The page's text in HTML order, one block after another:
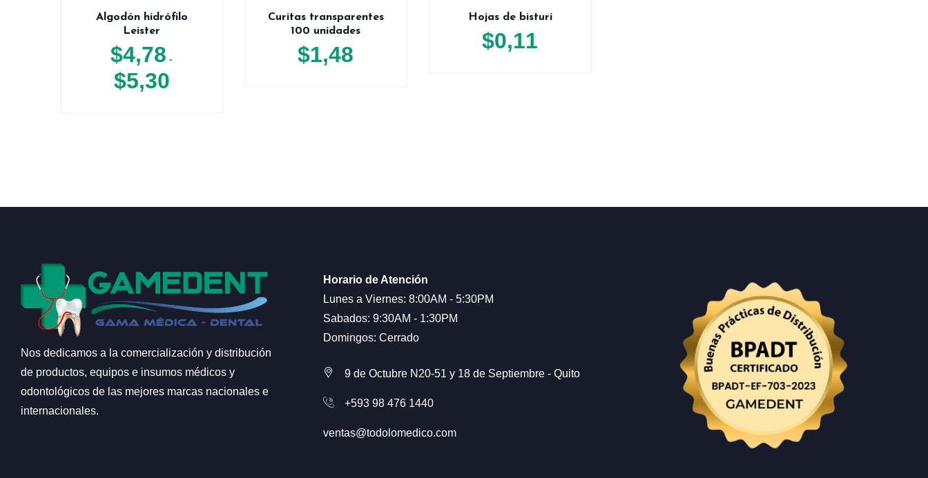
Algodón hidrófilo
Leister
$4,78 -
$5,30
Curitas transparentes
100 unidades
$1,48
Hojas de bisturí
$0,11
Nos dedicamos a la comercialización y distribución
de productos, equipos e insumos médicos y
odontológicos de las mejores marcas nacionales e
internacionales.
Horario de Atención
Lunes a Viernes: 8:00AM - 5:30PM
Sabados: 9:30AM - 1:30PM
Domingos: Cerrado
9 de Octubre N20-51 y 18 de Septiembre - Quito
+593 98 476 1440
ventas@todolomedico.com